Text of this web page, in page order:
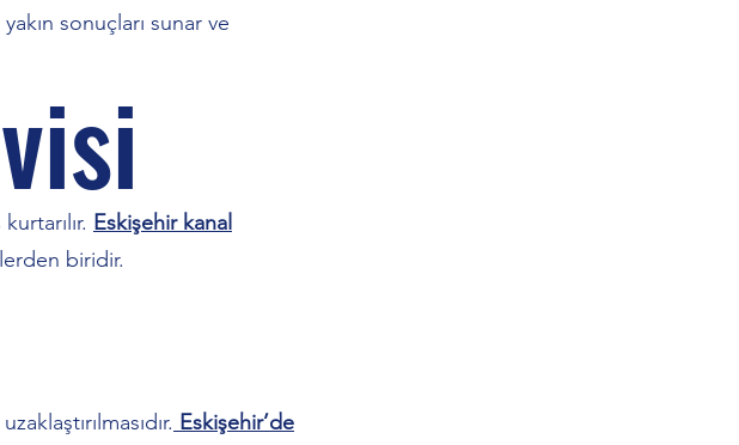
sonuçları sunar ve
Eskişehir kanal
biridir.
Eskişehir’de